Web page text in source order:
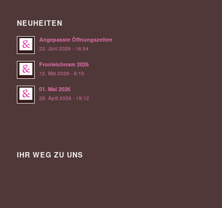
NEUHEITEN
Angepasste Öffnungszeiten
23. Juni 2026 - 16:54
Fronleichnam 2026
12. Mai 2026 - 8:15
01. Mai 2026
28. April 2026 - 19:12
IHR WEG ZU UNS